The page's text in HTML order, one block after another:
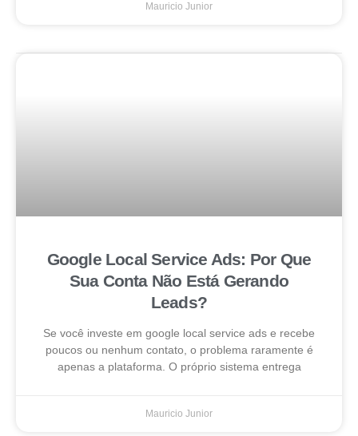
Mauricio Junior
Google Local Service Ads: Por Que
Sua Conta Não Está Gerando
Leads?
Se você investe em google local service ads e recebe
poucos ou nenhum contato, o problema raramente é
apenas a plataforma. O próprio sistema entrega
Mauricio Junior